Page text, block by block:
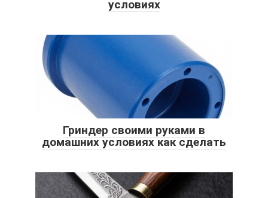
условиях
Гриндер своими руками в
домашних условиях как сделать